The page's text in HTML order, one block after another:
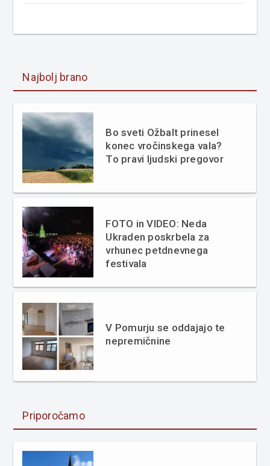
Najbolj brano
Bo sveti Ožbalt prinesel
konec vročinskega vala?
To pravi ljudski pregovor
FOTO in VIDEO: Neda
Ukraden poskrbela za
vrhunec petdnevnega
festivala
V Pomurju se oddajajo te
nepremičnine
Priporočamo